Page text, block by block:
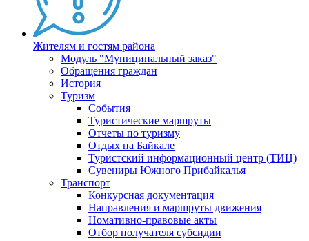
Жителям и гостям района
Модуль "Муниципальный заказ"
Обращения граждан
История
Туризм
События
Туристические маршруты
Отчеты по туризму
Отдых на Байкале
Туристский информационный центр (ТИЦ)
Сувениры Южного Прибайкалья
Транспорт
Конкурсная документация
Направления и маршруты движения
Номативно-правовые акты
Отбор получателя субсидии